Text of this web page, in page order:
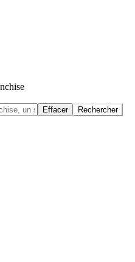
Effacer Rechercher